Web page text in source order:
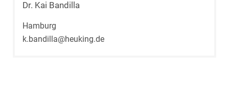
Dr. Kai Bandilla
Hamburg
k.bandilla@heuking.de